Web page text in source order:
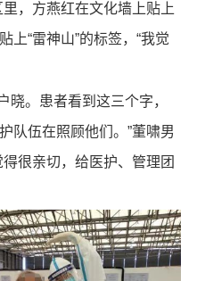
，方燕红在文化墙上贴上
上“雷神山”的标签，“我觉
晓。患者看到这三个字，
队伍在照顾他们。”董啸男
很亲切，给医护、管理团